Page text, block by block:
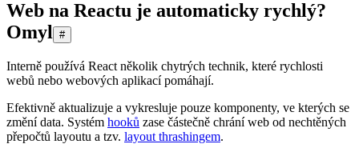
Web na Reactu je automaticky rychlý?
Omyl
#
Interně používá React několik chytrých technik, které rychlosti
webů nebo webových aplikací pomáhají.
Efektivně aktualizuje a vykresluje pouze komponenty, ve kterých se
změní data. Systém hooků zase částečně chrání web od nechtěných
přepočtů layoutu a tzv. layout thrashingem.